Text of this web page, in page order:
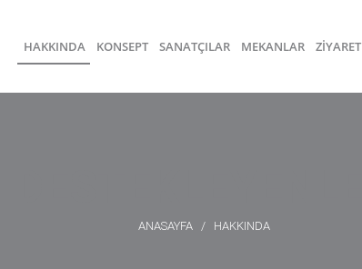
HAKKINDA KONSEPT SANATÇILAR MEKANLAR ZİYARET
ANASAYFA / HAKKINDA